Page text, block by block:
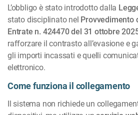
L’obbligo è stato introdotto dalla
stato disciplinato nel Provvedimento
Entrate n. 424470 del 31 ottobre
rafforzare il contrasto all’evasione e
gli importi incassati e quelli
elettronico.
Come funziona il collegamento
Il sistema non richiede un